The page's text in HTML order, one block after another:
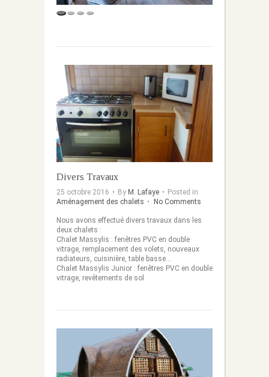
Divers Travaux
25 octobre 2016 • By M. Lafaye • Posted in
Aménagement des chalets • No Comments
Nous avons effectué divers travaux dans les
deux chalets :
Chalet Massylis : fenêtres PVC en double
vitrage, remplacement des volets, nouveaux
radiateurs, cuisinière, table basse…
Chalet Massylis Junior : fenêtres PVC en double
vitrage, revêtements de sol